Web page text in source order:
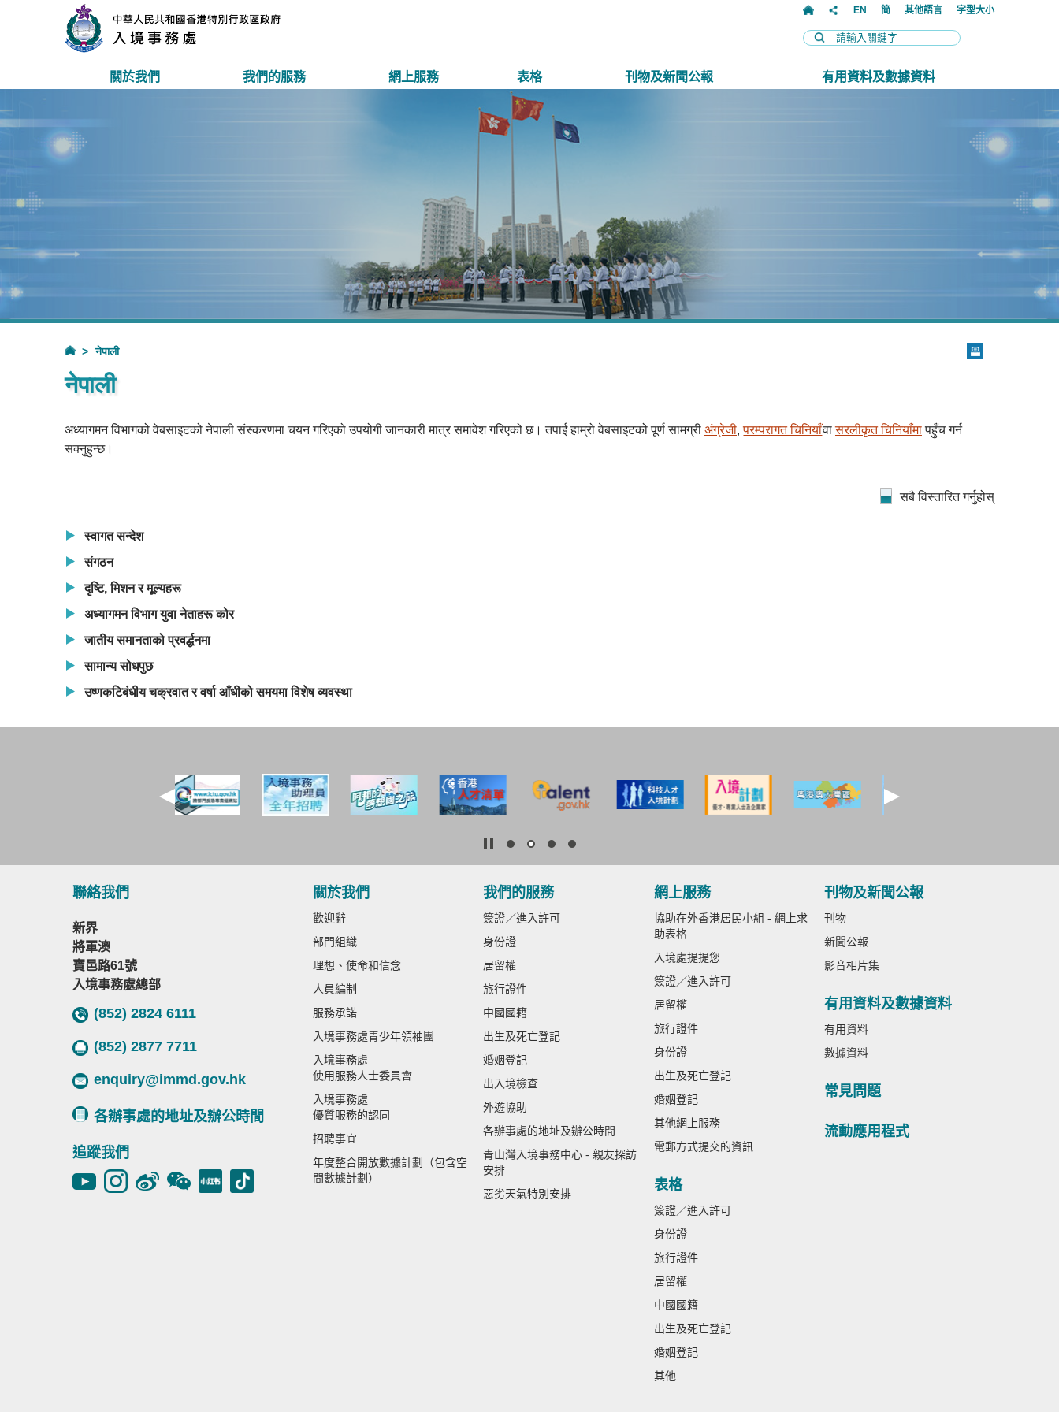
EN 简 其他語言 字型大小
關於我們 我們的服務 網上服務 表格 刊物及新聞公報 有用資料及數據資料
नेपाली
नेपाली
अध्यागमन विभागको वेबसाइटको नेपाली संस्करणमा चयन गरिएको उपयोगी जानकारी मात्र समावेश गरिएको छ। तपाईं हाम्रो वेबसाइटको पूर्ण सामग्री अंग्रेजी,परम्परागत चिनियाँवासरलीकृत चिनियाँमापहुँच गर्न
सक्नुहुन्छ।
सबै विस्तारित गर्नुहोस्
स्वागत सन्देश
संगठन
दृष्टि,मिशन र मूल्यहरू
अध्यागमन विभाग युवा नेताहरू कोर
जातीय समानताको प्रवर्द्धनमा
सामान्य सोधपुछ
उष्णकटिबंधीय चक्रवात र वर्षा आँधीको समयमा विशेष व्यवस्था
聯絡我們
新界
將軍澳
寶邑路61號
入境事務處總部
(852) 2824 6111
(852) 2877 7711
enquiry@immd.gov.hk
各辦事處的地址及辦公時間
追蹤我們
關於我們
歡迎辭
部門組織
理想、使命和信念
人員編制
服務承諾
入境事務處青少年領袖團
入境事務處
使用服務人士委員會
入境事務處
優質服務的認同
招聘事宜
年度整合開放數據計劃（包含空
間數據計劃）
我們的服務
簽證／進入許可
身份證
居留權
旅行證件
中國國籍
出生及死亡登記
婚姻登記
出入境檢查
外遊協助
各辦事處的地址及辦公時間
青山灣入境事務中心 - 親友探訪
安排
惡劣天氣特別安排
網上服務
協助在外香港居民小組 - 網上求
助表格
入境處提提您
簽證／進入許可
居留權
旅行證件
身份證
出生及死亡登記
婚姻登記
其他網上服務
電郵方式提交的資訊
表格
簽證／進入許可
身份證
旅行證件
居留權
中國國籍
出生及死亡登記
婚姻登記
其他
刊物及新聞公報
刊物
新聞公報
影音相片集
有用資料及數據資料
有用資料
數據資料
常見問題
流動應用程式